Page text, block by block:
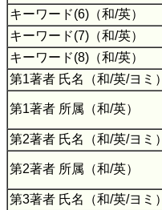
キーワード(6)（和/英）
キーワード(7)（和/英）
キーワード(8)（和/英）
第1著者 氏名（和/英/ヨミ）
第1著者 所属（和/英）
第2著者 氏名（和/英/ヨミ）
第2著者 所属（和/英）
第3著者 氏名（和/英/ヨミ）